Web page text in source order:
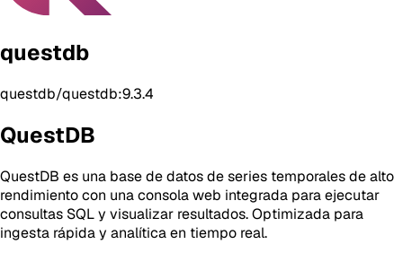
questdb
questdb/questdb:9.3.4
QuestDB
QuestDB es una base de datos de series temporales de alto
rendimiento con una consola web integrada para ejecutar
consultas SQL y visualizar resultados. Optimizada para
ingesta rápida y analítica en tiempo real.